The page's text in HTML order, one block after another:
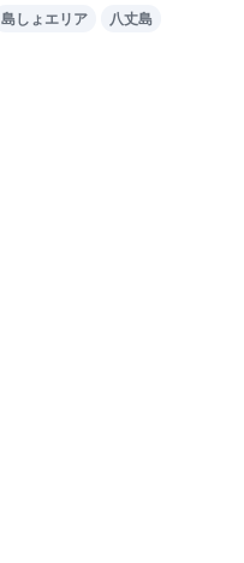
島しょエリア 八丈島